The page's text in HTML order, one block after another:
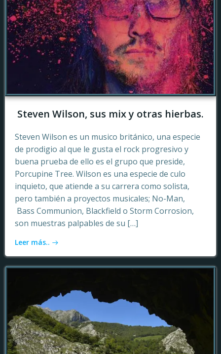
Steven Wilson, sus mix y otras hierbas.
Steven Wilson es un musico británico, una especie
de prodigio al que le gusta el rock progresivo y
buena prueba de ello es el grupo que preside,
Porcupine Tree. Wilson es una especie de culo
inquieto, que atiende a su carrera como solista,
pero también a proyectos musicales; No-Man,
Bass Communion, Blackfield o Storm Corrosion,
son muestras palpables de su […]
Leer más..